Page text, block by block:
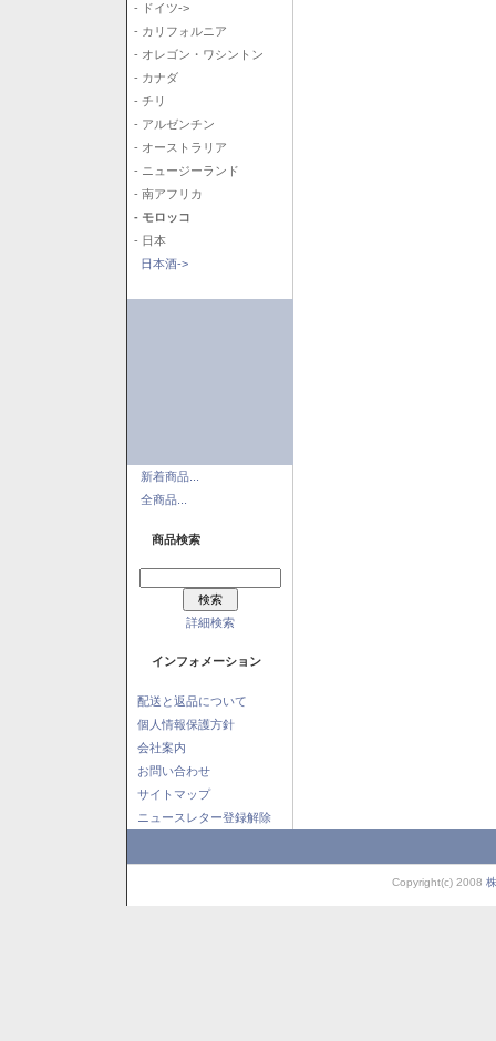
- ドイツ->
- カリフォルニア
- オレゴン・ワシントン
- カナダ
- チリ
- アルゼンチン
- オーストラリア
- ニュージーランド
- 南アフリカ
- モロッコ
- 日本
日本酒->
新着商品...
全商品...
商品検索
詳細検索
インフォメーション
配送と返品について
個人情報保護方針
会社案内
お問い合わせ
サイトマップ
ニュースレター登録解除
Copyright(c) 2008